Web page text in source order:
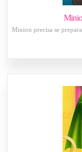
Minion precisa se